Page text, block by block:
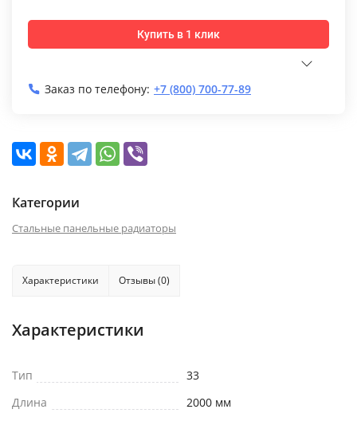
Купить в 1 клик
Заказ по телефону: +7 (800) 700-77-89
Категории
Стальные панельные радиаторы
Характеристики Отзывы (0)
Характеристики
Тип
33
Длина
2000 мм